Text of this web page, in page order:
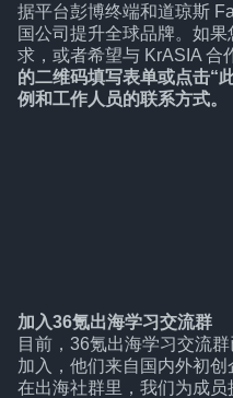
据平台彭博终端和道琼斯
国公司提升全球品牌。如
求，或者希望与 KrASIA 合
的二维码填写表单或点击“
例和工作人员的联系方式。
加入36氪出海学习交流群
目前，36氪出海学习交流
加入，他们来自国内外初创
在出海社群里，我们为成